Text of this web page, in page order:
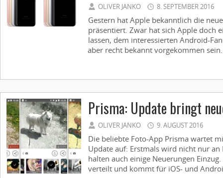
OLIVER JANKO 8. SEPTEMBER 2016
Gestern hat Apple bekanntlich die
präsentiert. Zwar hat sich Apple doch
lassen, dem interessierten Android-
aber recht bekannt vorgekommen
Prisma: Update bringt
OLIVER JANKO 9. AUGUST 2016
Die beliebte Foto-App Prisma wartet
Update auf: Erstmals wird nicht nur an
halten auch einige Neuerungen
verteilt und kommt für iOS- und